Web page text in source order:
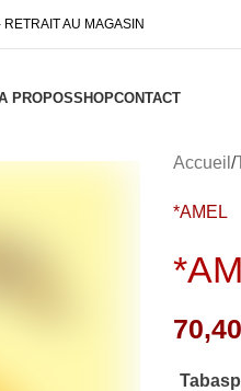
AU MAGASIN
PROPOSSHOPCONTACT
Accueil
*AMEL